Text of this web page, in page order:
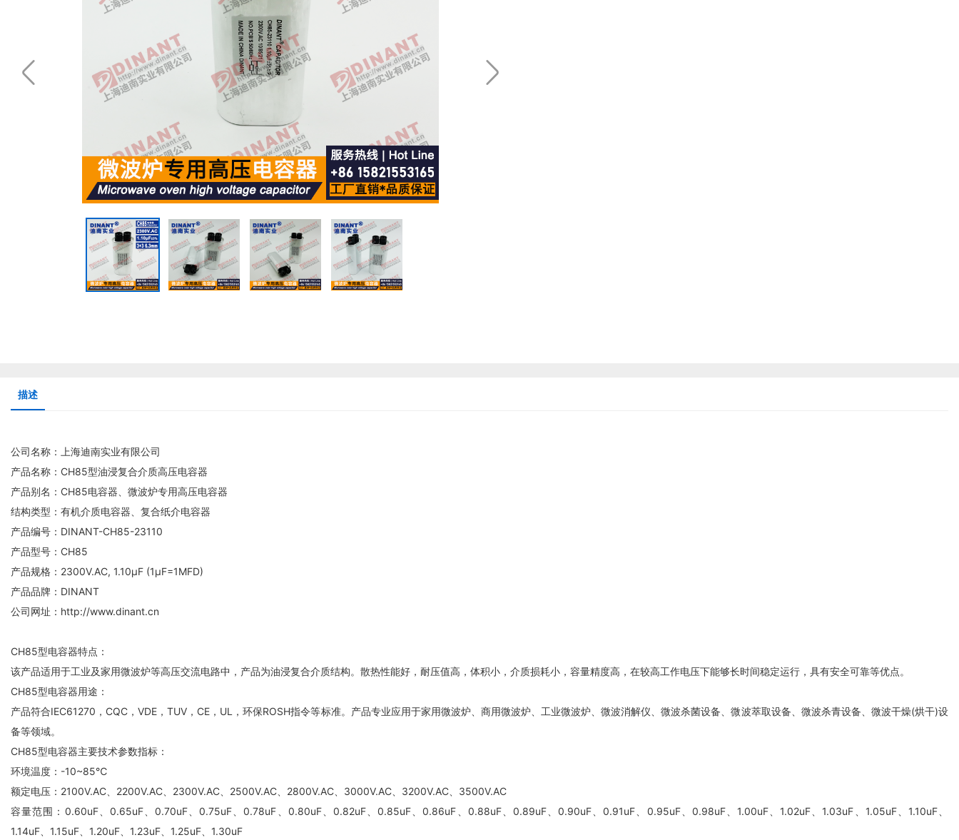
描述
公司名称：上海迪南实业有限公司
产品名称：CH85型油浸复合介质高压电容器
产品别名： CH85电容器 、微波炉专用高压电容器
结构类型：有机介质电容器、复合纸介电容器
产品编号：DINANT-CH85-23110
产品型号：CH85
产品规格：2300V.AC, 1.10μF (1μF=1MFD)
产品品牌：DINANT
公司网址：http://www.dinant.cn
CH85型电容器特点：
该产品适用于工业及家用微波炉等高压交流电路中，产品为油浸复合介质结构。散热性能好，耐压值高，体积小，介质损耗小，容量精度高，在较高工作电压下能够长时间稳定运行，具有安全可靠等优点。
CH85型电容器用途：
产品符合IEC61270，CQC，VDE，TUV，CE，UL，环保ROSH指令等标准。产品专业应用于家用微波炉、商用微波炉、工业微波炉、微波消解仪、微波杀菌设备、微波萃取设备、微波杀青设备、微波干燥(烘干)设
备等领域。
CH85型电容器主要技术参数指标：
环境温度：-10~85℃
额定电压：2100V.AC、2200V.AC、2300V.AC、2500V.AC、2800V.AC、3000V.AC、3200V.AC、3500V.AC
容量范围：0.60uF、0.65uF、0.70uF、0.75uF、0.78uF、0.80uF、0.82uF、0.85uF、0.86uF、0.88uF、0.89uF、0.90uF、0.91uF、0.95uF、0.98uF、1.00uF、1.02uF、1.03uF、1.05uF、1.10uF、
1.14uF、1.15uF、1.20uF、1.23uF、1.25uF、1.30uF